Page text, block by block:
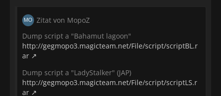
Zitat von MopoZ
Dump script a "Bahamut lagoon"
http://gegmopo3.magicteam.net/File/script/scriptBL.r
ar
Dump script a "LadyStalker" (JAP)
http://gegmopo3.magicteam.net/File/script/scriptLS.r
ar